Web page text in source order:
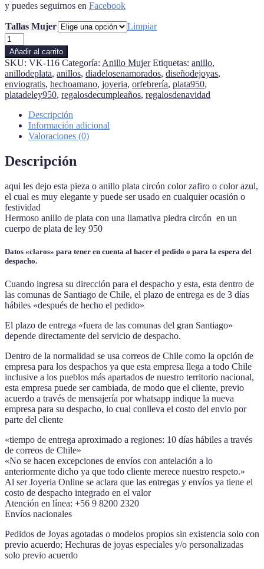
y puedes seguirnos en Facebook
Tallas Mujer
Limpiar
Anillo
plata
circón
color
zafiro
cantidad
Añadir al carrito
SKU: VK-116 Categoría: Anillo Mujer Etiquetas: anillo,
anillodeplata, anillos, diadelosenamorados, diseñodejoyas,
enviogratis, hechoamano, joyeria, orfebrería, plata950,
platadeley950, regalosdecumpleaños, regalosdenavidad
Descripción
Información adicional
Valoraciones (0)
Descripción
aqui les dejo esta pieza o anillo plata circón color zafiro o color azul,
el cual es muy elegante y puede ser usado en cualquierocasión o
festividad
Hermoso anillo de plata con una llamativa piedra circón en un
cuerpo de plata de ley 950
Datos «claros» para tener en cuenta al hacer el pedido o para la espera del
despacho.
Cuando ingresa su dirección para el despacho y esta, esta dentro de
las comunas de Santiago de Chile, el plazo de entrega es de 3 días
hábiles «después de hecho el pedido»
El plazo de entrega «fuera de las comunas del gran Santiago»
depende directamente del servicio de despacho.
Dentro de la normalidad se usa correos de Chile como la opción de
empresa para los despachos ya que esta empresa llega a todo Chile
inclusive a los pueblos más apartados de nuestro territorio nacional,
esta empresa puede ser cambiada, de modo que el cliente, previo
acuerdo a través de mensajería por whatsapp indique la nueva
empresa para su despacho, lo cual conlleva el costo del envio por
parte del cliente
«tiempo de entrega aproximado a regiones: 10 días hábiles a través
de correos de Chile»
«No se hacen excepciones de envíos con antelación a lo
anteriormente dicho ya que todo cliente merece nuestro respeto.»
Al ser Joyeria Online se aclara que las entregas y envíos ya tiene el
costo de despacho integrado en el valor
Atención en línea: +56 9 8200 2320
Envíos nacionales
Pedidos de Joyas agotadas o modelos propios sin existencia solo con
previo acuerdo; Hechuras de joyas especiales y/o personalizadas
solo previo acuerdo